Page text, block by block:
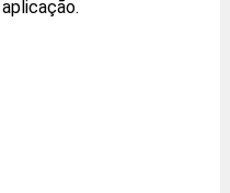
aplicação.